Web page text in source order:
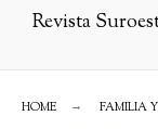
HOME FAMILIA